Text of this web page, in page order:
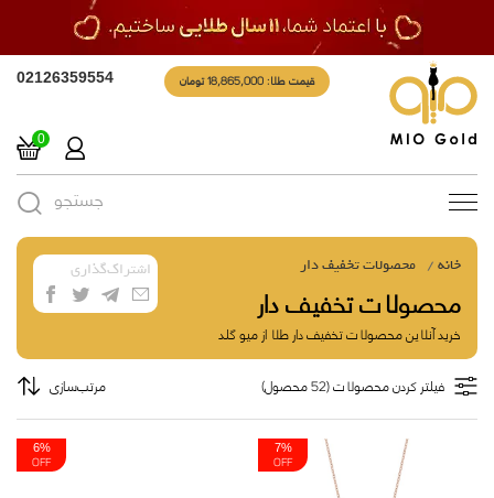
قیمت طلا: 18,865,000 تومان 02126359554
0
Toggle جستجو
خانه محصولات تخفیف دار
محصولات تخفیف دار
خرید آنلاین محصولات تخفیف دار طلا از میو گلد
اشتراک‌گذاری
فیلتر کردن محصولات (52 محصول) مرتب‌سازی